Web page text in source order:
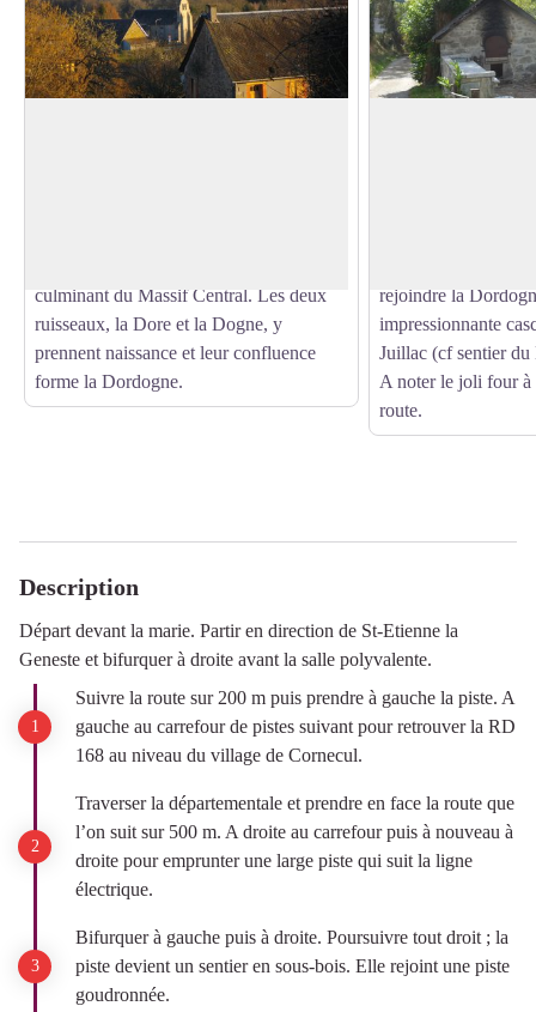
culminant du Massif Central. Les deux
ruisseaux, la Dore et la Dogne, y
prennent naissance et leur confluence
forme la Dordogne.
rejoindre la
impressionnante
Juillac (cf sentier
A noter le joli four à
route.
Description
Départ devant la marie. Partir en direction de St-Etienne la
Geneste et bifurquer à droite avant la salle polyvalente.
Suivre la route sur 200 m puis prendre à gauche la piste. A
gauche au carrefour de pistes suivant pour retrouver la RD
168 au niveau du village de Cornecul.
Traverser la départementale et prendre en face la route que
l’on suit sur 500 m. A droite au carrefour puis à nouveau à
droite pour emprunter une large piste qui suit la ligne
électrique.
Bifurquer à gauche puis à droite. Poursuivre tout droit ; la
piste devient un sentier en sous-bois. Elle rejoint une piste
goudronnée.